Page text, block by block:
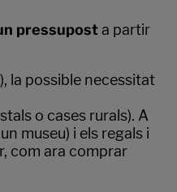
pressuposta partir
la possible necessitat
o cases rurals). A
museu) i els regals i
com ara comprar